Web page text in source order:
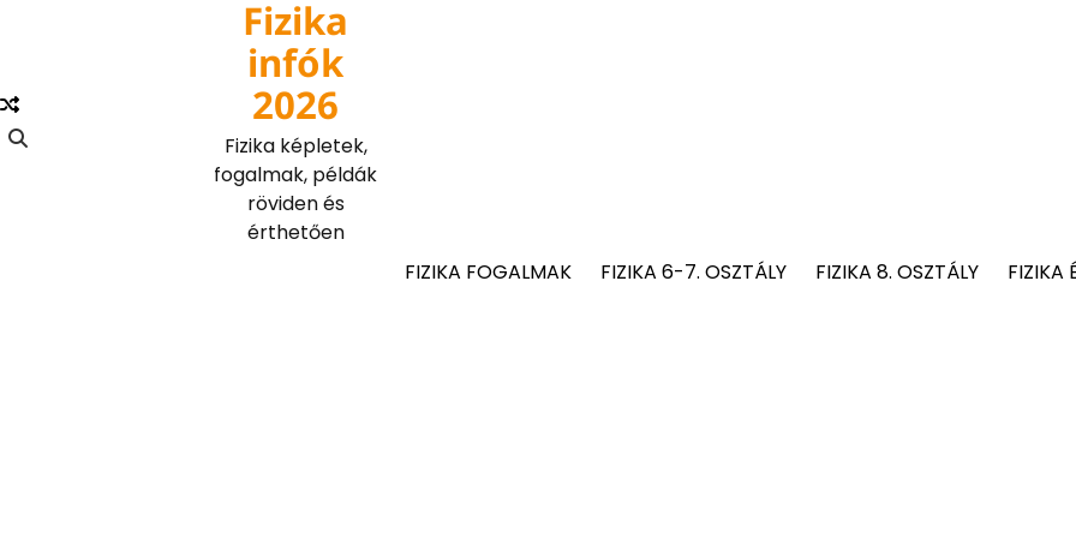
Fizika
infók
2026
Fizika képletek,
fogalmak, példák
röviden és
érthetően
FIZIKA FOGALMAK
FIZIKA 6-7. OSZTÁLY FIZIKA 8. OSZTÁLY FIZIKA